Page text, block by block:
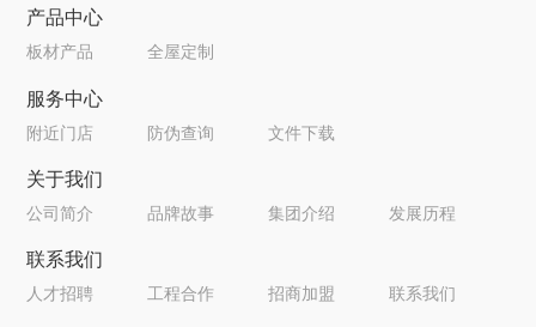
产品中心
板材产品 全屋定制
服务中心
附近门店 防伪查询 文件下载
关于我们
公司简介 品牌故事 集团介绍 发展历程
联系我们
人才招聘 工程合作 招商加盟 联系我们